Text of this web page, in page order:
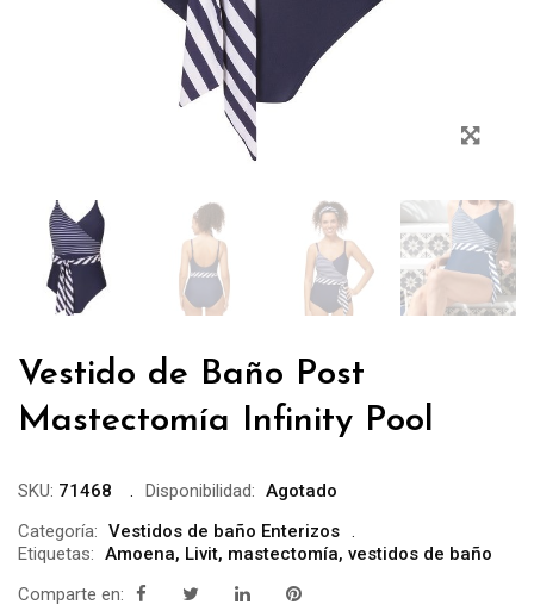
Vestido de Baño Post
Mastectomía Infinity Pool
SKU: 71468 Disponibilidad: Agotado
Categoría: Vestidos de baño Enterizos
Etiquetas: Amoena, Livit, mastectomía, vestidos de baño
Comparte en: